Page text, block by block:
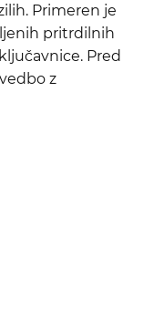
Primeren je
pritrdilnih
Pred
z